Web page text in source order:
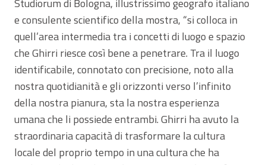
Studiorum di Bologna, illustrissimo geografo italiano
e consulente scientifico della mostra, “si colloca in
quell’area intermedia tra i concetti di luogo e spazio
che Ghirri riesce così bene a penetrare. Tra il luogo
identificabile, connotato con precisione, noto alla
nostra quotidianità e gli orizzonti verso l’infinito
della nostra pianura, sta la nostra esperienza
umana che li possiede entrambi. Ghirri ha avuto la
straordinaria capacità di trasformare la cultura
locale del proprio tempo in una cultura che ha